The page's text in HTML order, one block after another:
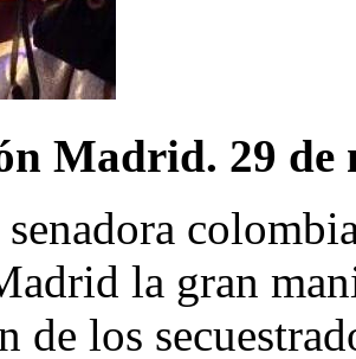
Madrid. 29
la gran
de los